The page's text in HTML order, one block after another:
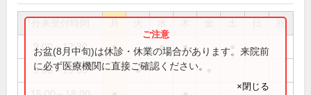
祝
9:00～12:30 ● ● ●
9:00～19:00 ●
お盆(8月中旬)は休診・休業の場合があります。来院前
に必ず医療機関に直接ご確認ください。
×閉じる